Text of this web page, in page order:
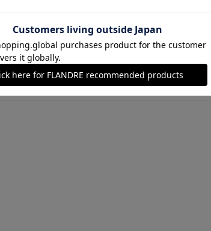
モデル身長:170cm 着用サイズ:00(M)
サックス
￥11,880 (税込)